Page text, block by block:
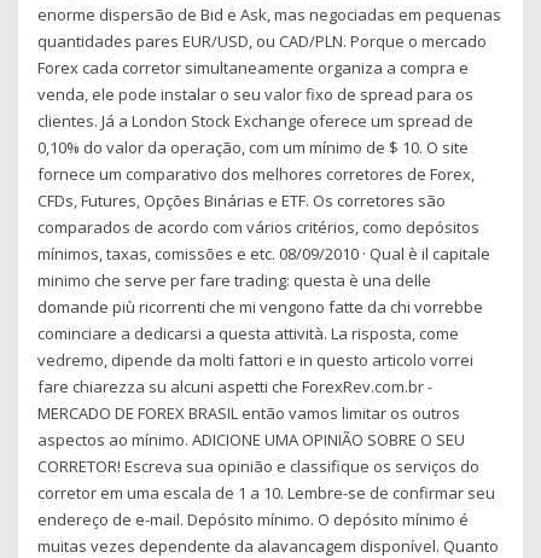
enorme dispersão de Bid e Ask, mas negociadas em pequenas
quantidades pares EUR/USD, ou CAD/PLN. Porque o mercado
Forex cada corretor simultaneamente organiza a compra e
venda, ele pode instalar o seu valor fixo de spread para os
clientes. Já a London Stock Exchange oferece um spread de
0,10% do valor da operação, com um mínimo de $ 10. O site
fornece um comparativo dos melhores corretores de Forex,
CFDs, Futures, Opções Binárias e ETF. Os corretores são
comparados de acordo com vários critérios, como depósitos
mínimos, taxas, comissões e etc. 08/09/2010 · Qual è il capitale
minimo che serve per fare trading: questa è una delle
domande più ricorrenti che mi vengono fatte da chi vorrebbe
cominciare a dedicarsi a questa attività. La risposta, come
vedremo, dipende da molti fattori e in questo articolo vorrei
fare chiarezza su alcuni aspetti che ForexRev.com.br -
MERCADO DE FOREX BRASIL então vamos limitar os outros
aspectos ao mínimo. ADICIONE UMA OPINIÃO SOBRE O SEU
CORRETOR! Escreva sua opinião e classifique os serviços do
corretor em uma escala de 1 a 10. Lembre-se de confirmar seu
endereço de e-mail. Depósito mínimo. O depósito mínimo é
muitas vezes dependente da alavancagem disponível. Quanto